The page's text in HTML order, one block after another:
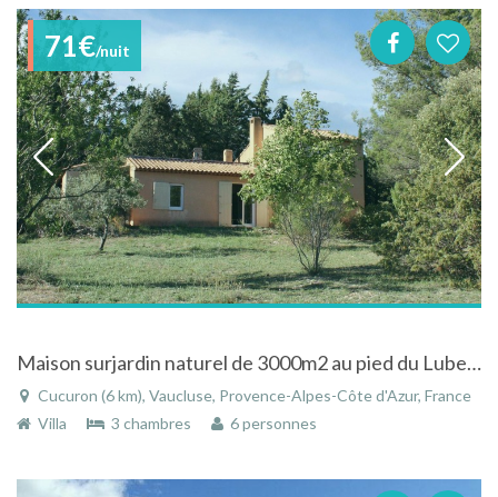
71€/nuit
Maison surjardin naturel de 3000m2 au pied du Luberon
Cucuron (6 km), Vaucluse, Provence-Alpes-Côte d'Azur, France
Villa
3 chambres 6 personnes